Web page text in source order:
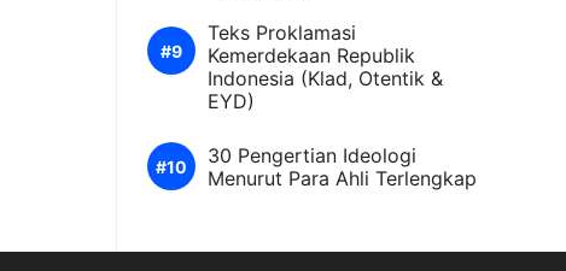
Teks Proklamasi
Kemerdekaan Republik
Indonesia (Klad, Otentik &
EYD)
30 Pengertian Ideologi
Menurut Para Ahli Terlengkap